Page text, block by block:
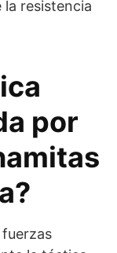
resistencia
por